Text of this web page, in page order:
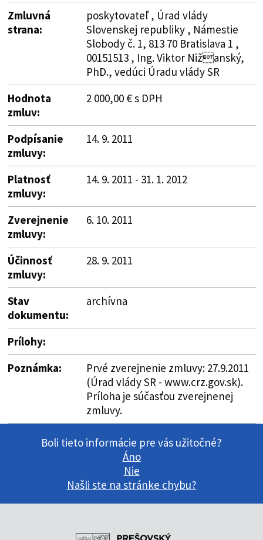
Zmluvná
strana:
poskytovateľ , Úrad vlády
Slovenskej republiky , Námestie
Slobody č. 1, 813 70 Bratislava 1 ,
00151513 , Ing. Viktor Nižanský,
PhD., vedúci Úradu vlády SR
Hodnota
zmluv:
2 000,00 € s DPH
Podpísanie
zmluvy:
14. 9. 2011
Platnosť
zmluvy:
14. 9. 2011 - 31. 1. 2012
Zverejnenie
zmluvy:
6. 10. 2011
Účinnosť
zmluvy:
28. 9. 2011
Stav
dokumentu:
archívna
Prílohy:
Poznámka:
Prvé zverejnenie zmluvy: 27.9.2011
(Úrad vlády SR - www.crz.gov.sk).
Príloha je súčasťou zverejnenej
zmluvy.
Boli tieto informácie pre vás užitočné?
Áno
Nie
Našli ste na stránke chybu?